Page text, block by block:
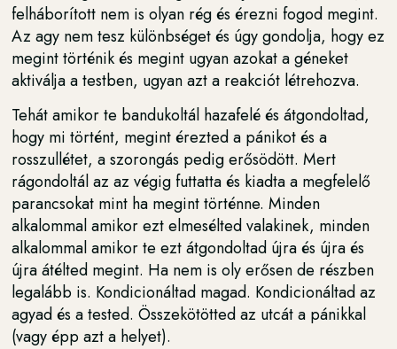
felháborított nem is olyan rég és érezni fogod megint.
Az agy nem tesz különbséget és úgy gondolja, hogy ez
megint történik és megint ugyan azokat a géneket
aktiválja a testben, ugyan azt a reakciót létrehozva.
Tehát amikor te bandukoltál hazafelé és átgondoltad,
hogy mi történt, megint érezted a pánikot és a
rosszullétet, a szorongás pedig erősödött. Mert
rágondoltál az az végig futtatta és kiadta a megfelelő
parancsokat mint ha megint történne. Minden
alkalommal amikor ezt elmesélted valakinek, minden
alkalommal amikor te ezt átgondoltad újra és újra és
újra átélted megint. Ha nem is oly erősen de részben
legalább is. Kondicionáltad magad. Kondicionáltad az
agyad és a tested. Összekötötted az utcát a pánikkal
(vagy épp azt a helyet).